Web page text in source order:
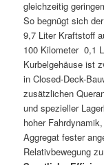
gleichzeitig
So begnügt sich
9,7 Liter Kraftstoff
100 Kilometer  0,1
Kurbelgehäuse ist
in Closed-Deck-
zusätzlichen
und spezieller
hoher
Aggregat fester
Relativbewegung